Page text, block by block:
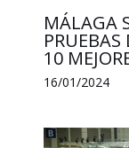
MÁLAGA
10
16/01/2024